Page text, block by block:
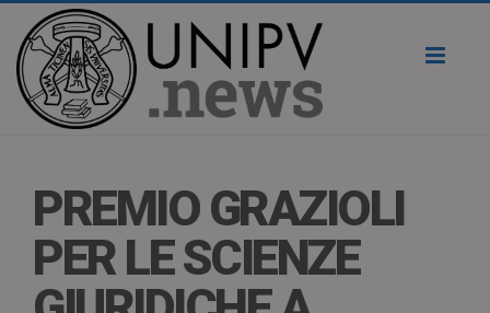
PREMIO GRAZIOLI
PER LE SCIENZE